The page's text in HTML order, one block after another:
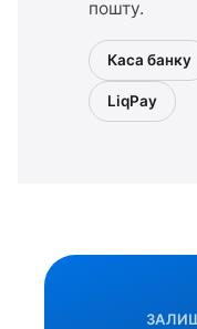
пошту.
Каса банку
LiqPay